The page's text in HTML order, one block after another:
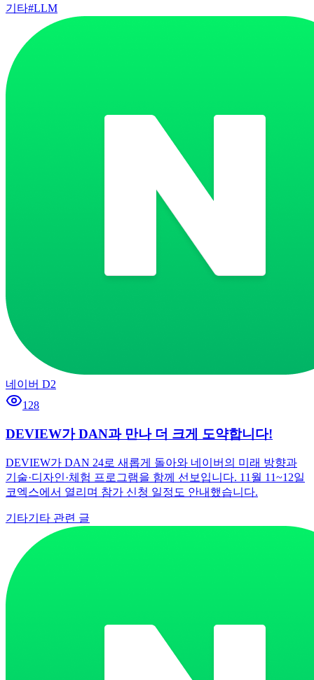
기타#LLM
네이버 D2
128
DEVIEW가 DAN과 만나 더 크게 도약합니다!
DEVIEW가 DAN 24로 새롭게 돌아와 네이버의 미래 방향과
기술·디자인·체험 프로그램을 함께 선보입니다. 11월 11~12일
코엑스에서 열리며 참가 신청 일정도 안내했습니다.
기타기타 관련 글